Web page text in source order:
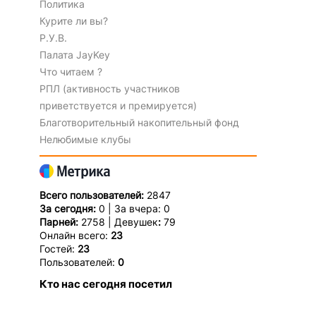
Политика
Курите ли вы?
Р.У.В.
Палата JayKey
Что читаем ?
РПЛ (активность участников
приветствуется и премируется)
Благотворительный накопительный фонд
Нелюбимые клубы
Всего пользователей: 2847
За сегодня: 0 | За вчера: 0
Парней: 2758 | Девушек:79
Онлайн всего: 23
Гостей: 23
Пользователей: 0
Кто нас сегодня посетил